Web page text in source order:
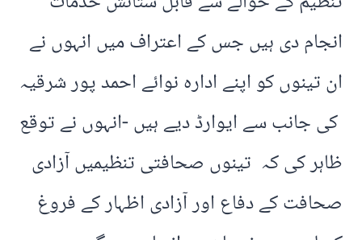
انجام دی ہیں جس کے اعتراف میں انہوں نے
ان تینوں کو اپنے ادارہ نوائے احمد پور شرقیہ
کی جانب سے ایوارڈ دیے ہیں -انہوں نے توقع
ظاہر کی کہ تینوں صحافتی تنظیمیں آزادی
صحافت کے دفاع اور آزادی اظہار کے فروغ